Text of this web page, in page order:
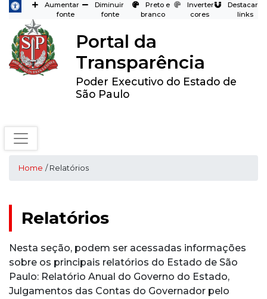
Aumentar
fonte
Diminuir
fonte
Preto e
branco
Inverter
cores
Destacar
links
Portal da
Transparência
Poder Executivo do Estado de
São Paulo
Home / Relatórios
Relatórios
Nesta seção, podem ser acessadas informações
sobre os principais relatórios do Estado de São
Paulo: Relatório Anual do Governo do Estado,
Julgamentos das Contas do Governador pelo